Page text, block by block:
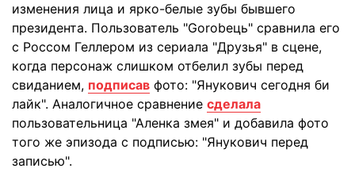
изменения лица и ярко-белые зубы бывшего
президента. Пользователь "Gorobeць" сравнила его
с Россом Геллером из сериала "Друзья" в сцене,
когда персонаж слишком отбелил зубы перед
свиданием, подписав фото: "Янукович сегодня би
лайк". Аналогичное сравнение сделала
пользовательница "Аленка змея" и добавила фото
того же эпизода с подписью: "Янукович перед
записью".